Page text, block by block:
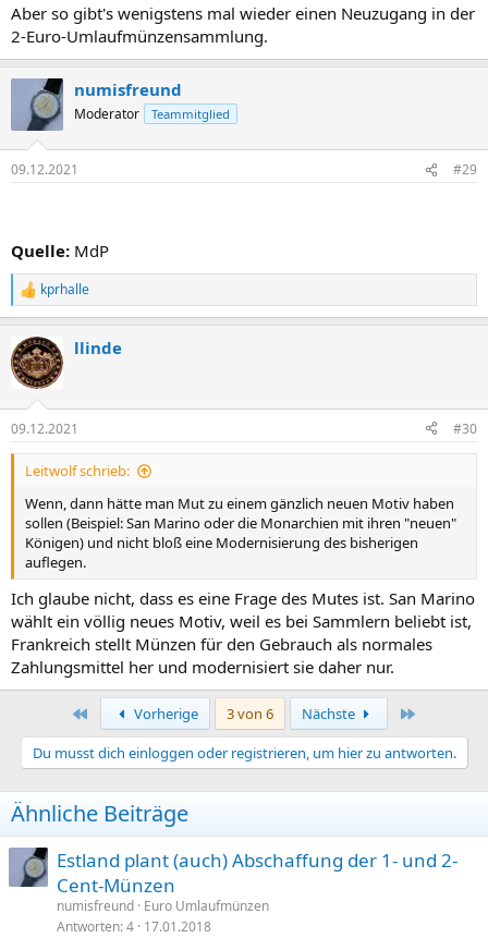
Aber so gibt's wenigstens mal wieder einen Neuzugang in der
2-Euro-Umlaufmünzensammlung.
numisfreund
Moderator Teammitglied
09.12.2021 #29
Quelle: MdP
R
e
k
t
i
e
n
kprhalle
llinde
09.12.2021 #30
Leitwolf schrieb:
Wenn, dann hätte man Mut zu einem gänzlich neuen Motiv haben
sollen (Beispiel: San Marino oder die Monarchien mit ihren "neuen"
Königen) und nicht bloß eine Modernisierung des bisherigen
auflegen.
Ich glaube nicht, dass es eine Frage des Mutes ist. San Marino
wählt ein völlig neues Motiv, weil es bei Sammlern beliebt ist,
Frankreich stellt Münzen für den Gebrauch als normales
Zahlungsmittel her und modernisiert sie daher nur.
Erste Vorherige 3 von 6 Nächste
Du musst dich einloggen oder registrieren, um hier zu antworten.
Ähnliche Beiträge
Estland plant (auch) Abschaffung der 1- und 2-
Cent-Münzen
numisfreund Euro Umlaufmünzen
Antworten 4 17.01.2018